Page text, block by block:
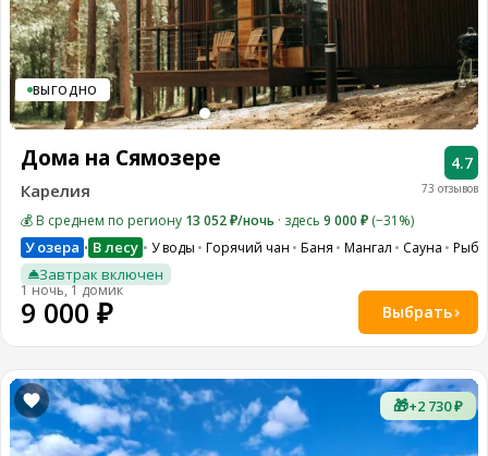
ВЫГОДНО
73 отзывов
4.7
Дома на Сямозере
Карелия
💰 В среднем по региону 13 052 ₽/ночь · здесь 9 000 ₽ (−31%)
У озера • В лесу У воды Горячий чан Баня Мангал Сауна
Завтрак включен
1 ночь, 1 домик
9 000 ₽ Выбрать
🎁+2 730 ₽